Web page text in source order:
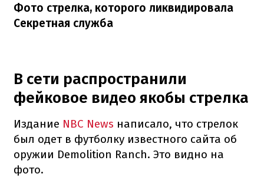
Фото стрелка, которого ликвидировала
Секретная служба
В сети распространили
фейковое видео якобы стрелка
Издание NBC News написало, что стрелок
был одет в футболку известного сайта об
оружии Demolition Ranch. Это видно на
фото.